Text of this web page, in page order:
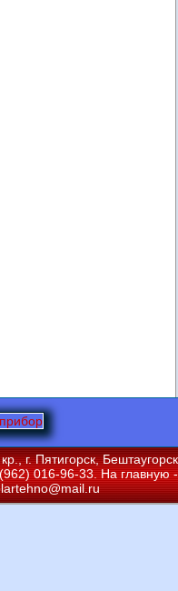
г. Пятигорск,
016-96-33. На главную -